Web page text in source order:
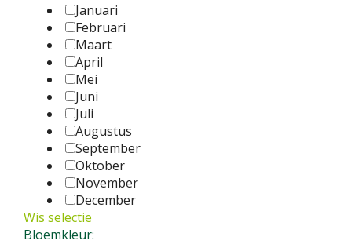
Januari
Februari
Maart
April
Mei
Juni
Juli
Augustus
September
Oktober
November
December
Wis selectie
Bloemkleur: